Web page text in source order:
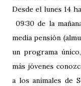
Desde el lunes 14
09:30 de la
media pensión
un programa
más jóvenes
a los animales de